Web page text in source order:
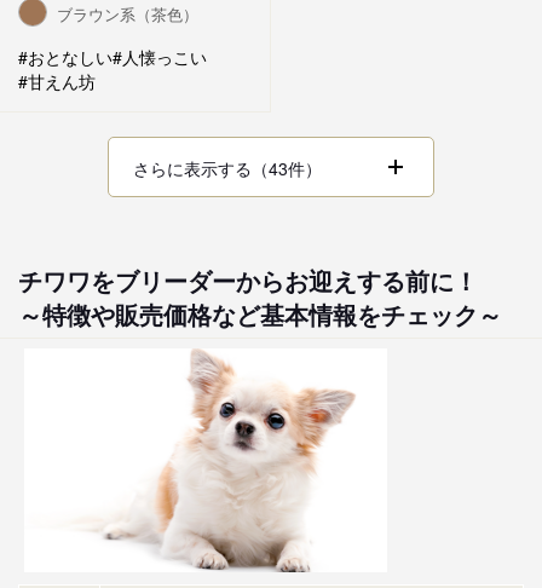
ブラウン系（茶色）
#おとなしい#人懐っこい
#甘えん坊
さらに表示する（43件）
チワワをブリーダーからお迎えする前に！
～特徴や販売価格など基本情報をチェック～